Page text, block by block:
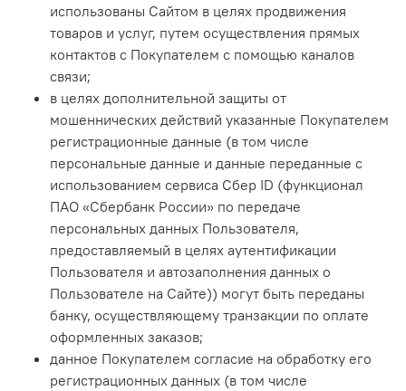
использованы Сайтом в целях продвижения
товаров и услуг, путем осуществления прямых
контактов с Покупателем с помощью каналов
связи;
в целях дополнительной защиты от
мошеннических действий указанные Покупателем
регистрационные данные (в том числе
персональные данные и данные переданные с
использованием сервиса Сбер ID (функционал
ПАО «Сбербанк России» по передаче
персональных данных Пользователя,
предоставляемый в целях аутентификации
Пользователя и автозаполнения данных о
Пользователе на Сайте)) могут быть переданы
банку, осуществляющему транзакции по оплате
оформленных заказов;
данное Покупателем согласие на обработку его
регистрационных данных (в том числе